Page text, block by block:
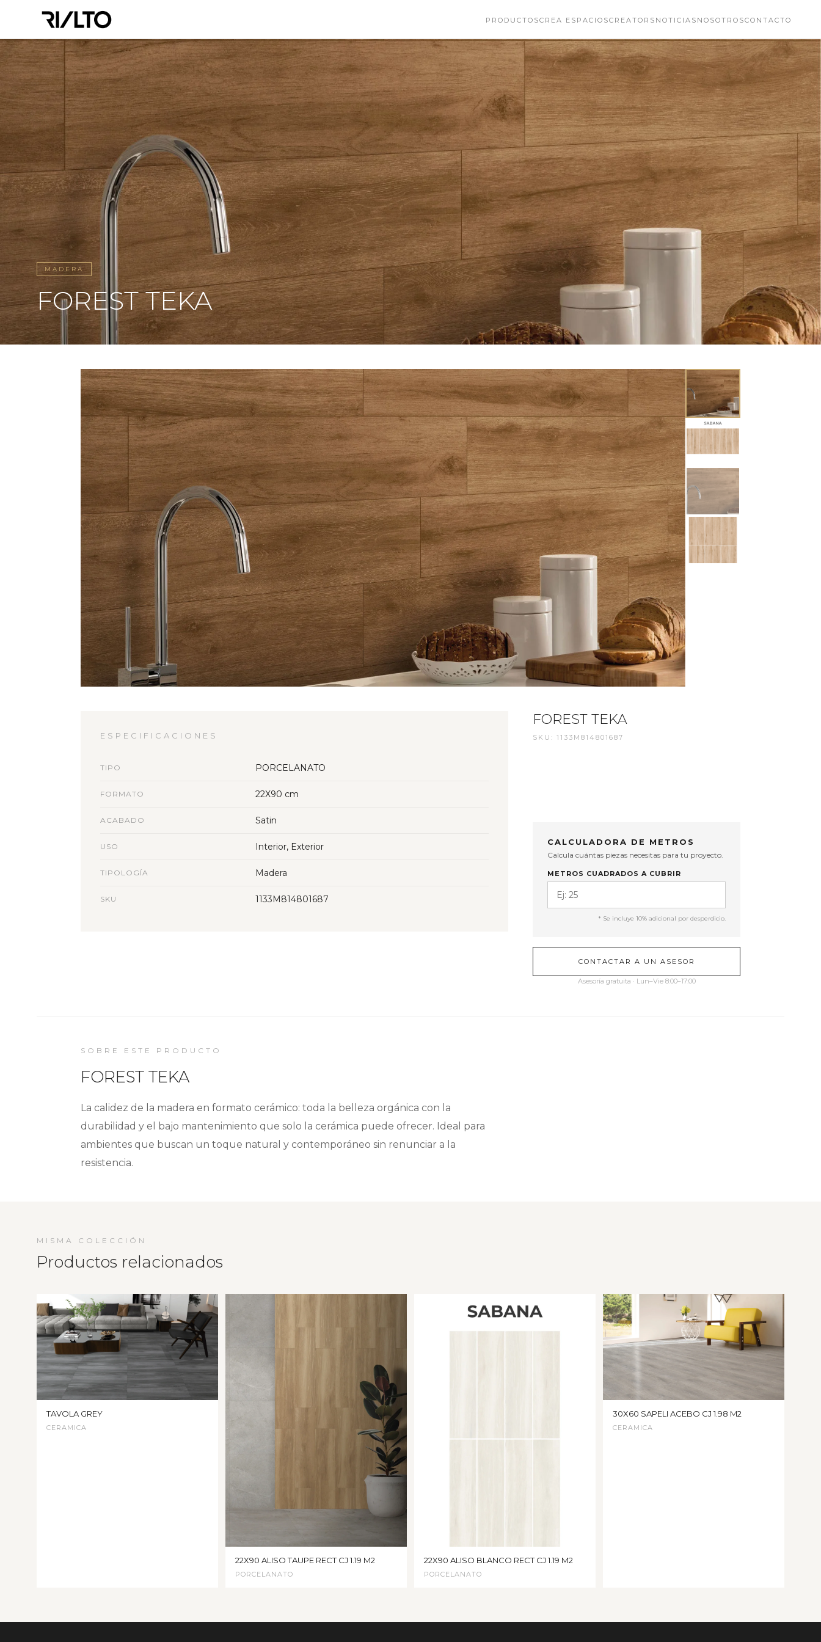
PRODUCTOSCREA ESPACIOSCREATORS NOTICIAS NOSOTROSCONTACTO
MADERA
FOREST TEKA
ESPECIFICACIONES
TIPO PORCELANATO
FORMATO 22X90 cm
ACABADO Satin
USO Interior, Exterior
TIPOLOGÍA Madera
SKU 1133M814801687
FOREST TEKA
SKU: 1133M814801687
CALCULADORA DE METROS
Calcula cuántas piezas necesitas para tu proyecto.
METROS CUADRADOS A CUBRIR
* Se incluye 10% adicional por desperdicio.
CONTACTAR A UN ASESOR
Asesoría gratuita · Lun–Vie 8:00–17:00
SOBRE ESTE PRODUCTO
FOREST TEKA
La calidez de la madera en formato cerámico: toda la belleza orgánica con la
durabilidad y el bajo mantenimiento que solo la cerámica puede ofrecer. Ideal para
ambientes que buscan un toque natural y contemporáneo sin renunciar a la
resistencia.
MISMA COLECCIÓN
Productos relacionados
TAVOLA GREY
CERAMICA
22X90 ALISO TAUPE RECT CJ 1.19 M2
PORCELANATO
22X90 ALISO BLANCO RECT CJ 1.19 M2
PORCELANATO
30X60 SAPELI ACEBO CJ 1.98 M2
CERAMICA